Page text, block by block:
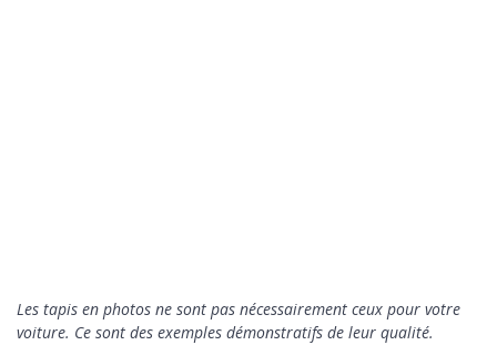
Les tapis en photos ne sont pas nécessairement ceux pour votre
voiture. Ce sont des exemples démonstratifs de leur qualité.